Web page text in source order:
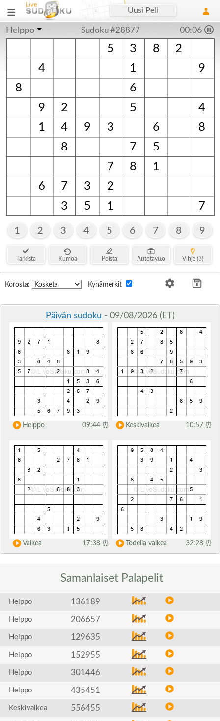
Uusi Peli
Helppo Sudoku #28877 00:07
5 3 8
2
4
1
9
8
6
9
2 5
4
1
4 9 3 6
8
8
7
5
7
8
1
6
7 3
2
3
5 1 7
1 2 3 4 5 6 7 8 9
Tarkista Kumoa Poista Autotäyttö Vihje (3)
Korosta: Kynämerkit
Päivän sudoku - 09/08/2026 (ET)
Helppo 09:44 ⏰ Keskivaikea 10:57 ⏰
Vaikea 17:38 ⏰ Todella vaikea 32:28 ⏰
Samanlaiset Palapelit
Helppo 136189
Helppo 206657
Helppo 129635
Helppo 152955
Helppo 301446
Helppo 435451
Keskivaikea 556455